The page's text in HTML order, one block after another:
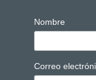
Nombre
Correo